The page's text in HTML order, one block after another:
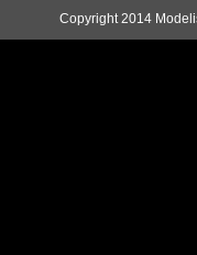
Copyright 2014